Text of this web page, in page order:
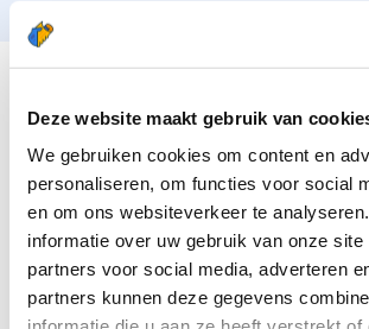
Deze website maakt gebruik van
We gebruiken cookies om content en
personaliseren, om functies voor social
en om ons websiteverkeer te
informatie over uw gebruik van onze site
partners voor social media, adverteren
partners kunnen deze gegevens
DEZE KWALITEITEN HEEFT
KRANTENBEZORGER
Je bent verantwoordelijk en
Je houdt van lekker bewegen in de
Je houdt vooral van fijn werk dat
Je wordt blij van het bezorgen van